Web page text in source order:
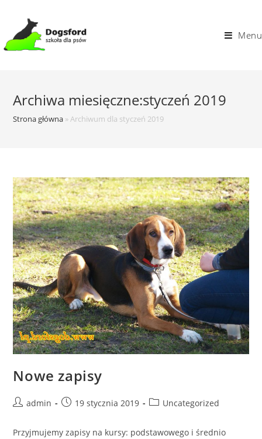
content
Menu
Archiwa miesięczne:styczeń 2019
Strona główna »Archiwum dla styczeń 2019
Nowe zapisy
Postadmin
Post19 stycznia 2019
PostUncategorized
Przyjmujemy zapisy na kursy: podstawowego i średnio